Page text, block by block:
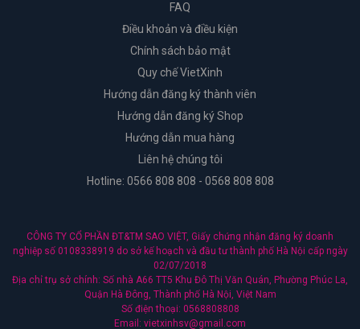
FAQ
Điều khoản và điều kiện
Chính sách bảo mật
Quy chế VietXinh
Hướng dẫn đăng ký thành viên
Hướng dẫn đăng ký Shop
Hướng dẫn mua hàng
Liên hệ chúng tôi
Hotline: 0566 808 808 - 0568 808 808
CÔNG TY CỔ PHẦN ĐT&TM SAO VIỆT, Giấy chứng nhận đăng ký doanh
nghiệp số 0108338919 do sở kế hoạch và đầu tư thành phố Hà Nội cấp ngày
02/07/2018
Địa chỉ trụ sở chính: Số nhà A66 TT5 Khu Đô Thị Văn Quán, Phường Phúc La,
Quận Hà Đông, Thành phố Hà Nội, Việt Nam
Số điện thoại: 0568808808
Email: vietxinhsv@gmail.com